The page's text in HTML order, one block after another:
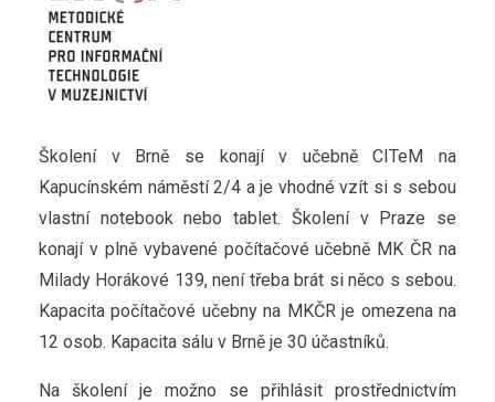
Školení v Brně se konají v učebně CITeM na
Kapucínském náměstí 2/4 a je vhodné vzít si s sebou
vlastní notebook nebo tablet. Školení v Praze se
konají v plně vybavené počítačové učebně MK ČR na
Milady Horákové 139, není třeba brát si něco s sebou.
Kapacita počítačové učebny na MKČR je omezena na
12 osob. Kapacita sálu v Brně je 30 účastníků.
Na školení je možno se přihlásit prostřednictvím